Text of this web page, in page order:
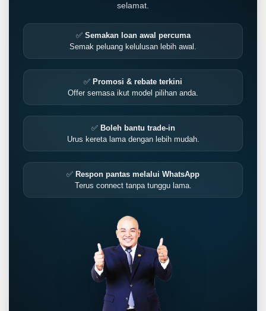
selamat.
✅ Semakan loan awal percuma
Semak peluang kelulusan lebih awal.
✅ Promosi & rebate terkini
Offer semasa ikut model pilihan anda.
✅ Boleh bantu trade-in
Urus kereta lama dengan lebih mudah.
✅ Respon pantas melalui WhatsApp
Terus connect tanpa tunggu lama.